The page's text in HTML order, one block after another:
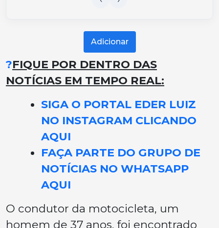
Adicionar
?FIQUE POR DENTRO DAS
NOTÍCIAS EM TEMPO REAL:
SIGA O PORTAL EDER LUIZ
NO INSTAGRAM CLICANDO
AQUI
FAÇA PARTE DO GRUPO DE
NOTÍCIAS NO WHATSAPP
AQUI
O condutor da motocicleta, um
homem de 37 anos, foi encontrado